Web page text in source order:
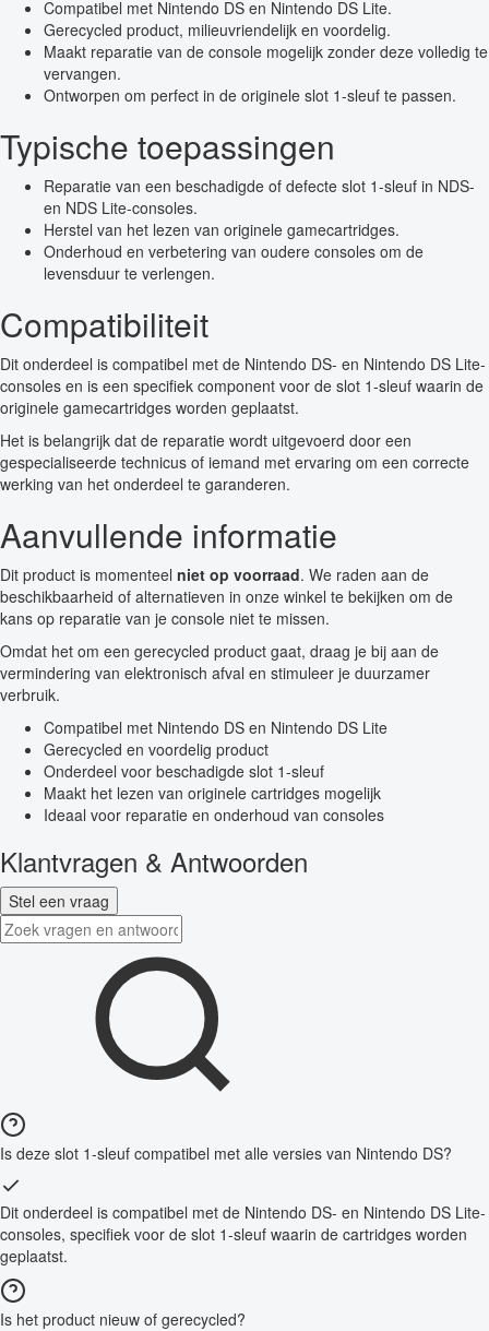
Compatibel met Nintendo DS en Nintendo DS Lite.
Gerecycled product, milieuvriendelijk en voordelig.
Maakt reparatie van de console mogelijk zonder deze volledig te
vervangen.
Ontworpen om perfect in de originele slot 1-sleuf te passen.
Typische toepassingen
Reparatie van een beschadigde of defecte slot 1-sleuf in NDS-
en NDS Lite-consoles.
Herstel van het lezen van originele gamecartridges.
Onderhoud en verbetering van oudere consoles om de
levensduur te verlengen.
Compatibiliteit
Dit onderdeel is compatibel met de Nintendo DS- en Nintendo DS Lite-
consoles en is een specifiek component voor de slot 1-sleuf waarin de
originele gamecartridges worden geplaatst.
Het is belangrijk dat de reparatie wordt uitgevoerd door een
gespecialiseerde technicus of iemand met ervaring om een correcte
werking van het onderdeel te garanderen.
Aanvullende informatie
Dit product is momenteel niet op voorraad. We raden aan de
beschikbaarheid of alternatieven in onze winkel te bekijken om de
kans op reparatie van je console niet te missen.
Omdat het om een gerecycled product gaat, draag je bij aan de
vermindering van elektronisch afval en stimuleer je duurzamer
verbruik.
Compatibel met Nintendo DS en Nintendo DS Lite
Gerecycled en voordelig product
Onderdeel voor beschadigde slot 1-sleuf
Maakt het lezen van originele cartridges mogelijk
Ideaal voor reparatie en onderhoud van consoles
Klantvragen & Antwoorden
Stel een vraag
Is deze slot 1-sleuf compatibel met alle versies van Nintendo DS?
Dit onderdeel is compatibel met de Nintendo DS- en Nintendo DS Lite-
consoles, specifiek voor de slot 1-sleuf waarin de cartridges worden
geplaatst.
Is het product nieuw of gerecycled?